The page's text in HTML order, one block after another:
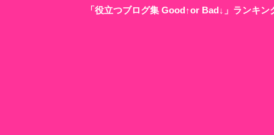
「役立つブログ集 Good↑or Bad↓」ランキ